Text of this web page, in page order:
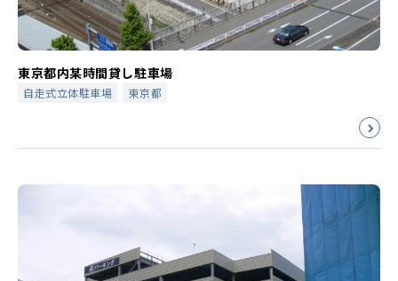
東京都内某時間貸し駐車場
自走式立体駐車場 東京都